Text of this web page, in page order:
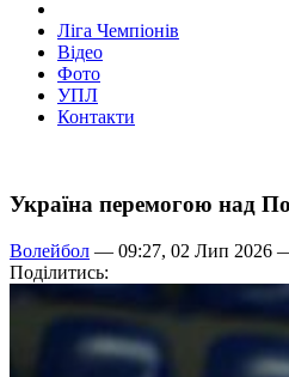
Ліга Чемпіонів
Відео
Фото
УПЛ
Контакти
Україна перемогою над
Волейбол — 09:27, 02 Лип 2026
Поділитись: